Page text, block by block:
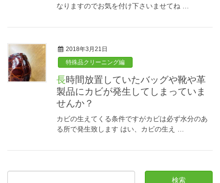
なりますのでお気を付け下さいませてね …
2018年3月21日
特殊品クリーニング編
長時間放置していたバッグや靴や革
製品にカビが発生してしまっていま
せんか？
カビの生えてくる条件ですがカビは必ず水分のあ
る所で発生致します はい、カビの生え …